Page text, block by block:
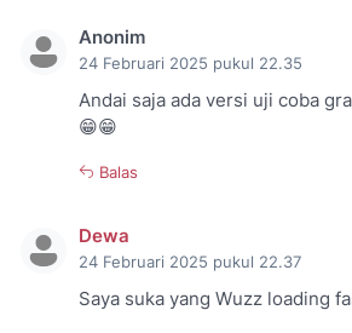
Anonim
24 Februari 2025 pukul 22.35
Andai saja ada versi uji coba
😁😁
Balas
Dewa
24 Februari 2025 pukul 22.37
Saya suka yang Wuzz loading